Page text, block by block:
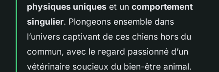
physiques uniques et un comportement
singulier. Plongeons ensemble dans
l’univers captivant de ces chiens hors du
commun, avec le regard passionné d’un
vétérinaire soucieux du bien-être animal.